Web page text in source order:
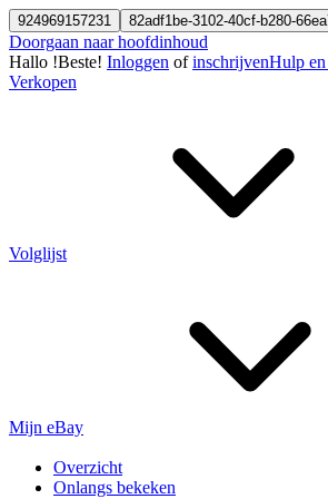
924969157231 82adf1be-3102-40cf-b280-
Doorgaan naar hoofdinhoud
Hallo !Beste! Inloggen ofinschrijvenHulp
Verkopen
Volglijst
Mijn eBay
Overzicht
Onlangs bekeken